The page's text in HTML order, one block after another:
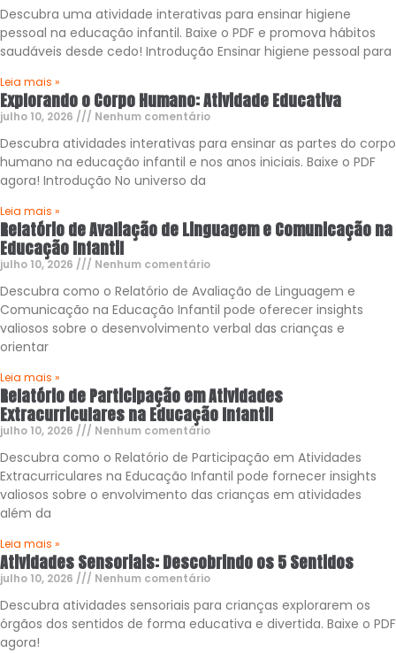
Descubra uma atividade interativas para ensinar higiene
pessoal na educação infantil. Baixe o PDF e promova hábitos
saudáveis desde cedo! Introdução Ensinar higiene pessoal para
Leia mais »
Explorando o Corpo Humano: Atividade Educativa
julho 10, 2026 Nenhum comentário
Descubra atividades interativas para ensinar as partes do corpo
humano na educação infantil e nos anos iniciais. Baixe o PDF
agora! Introdução No universo da
Leia mais »
Relatório de Avaliação de Linguagem e Comunicação na
Educação Infantil
julho 10, 2026 Nenhum comentário
Descubra como o Relatório de Avaliação de Linguagem e
Comunicação na Educação Infantil pode oferecer insights
valiosos sobre o desenvolvimento verbal das crianças e
orientar
Leia mais »
Relatório de Participação em Atividades
Extracurriculares na Educação Infantil
julho 10, 2026 Nenhum comentário
Descubra como o Relatório de Participação em Atividades
Extracurriculares na Educação Infantil pode fornecer insights
valiosos sobre o envolvimento das crianças em atividades
além da
Leia mais »
Atividades Sensoriais: Descobrindo os 5 Sentidos
julho 10, 2026 Nenhum comentário
Descubra atividades sensoriais para crianças explorarem os
órgãos dos sentidos de forma educativa e divertida. Baixe o PDF
agora!